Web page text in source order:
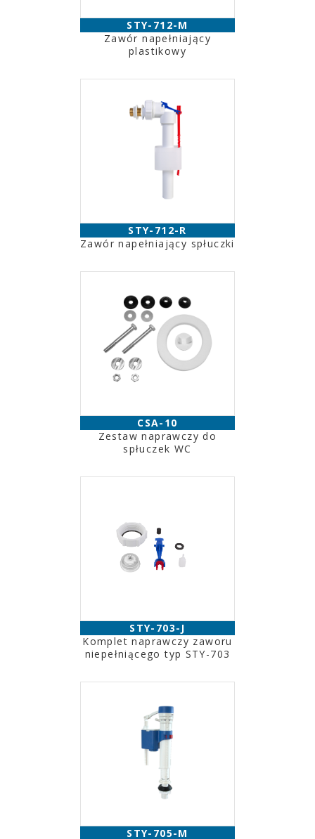
STY-712-M
Zawór napełniający
plastikowy
STY-712-R
Zawór napełniający spłuczki
CSA-10
Zestaw naprawczy do
spłuczek WC
STY-703-J
Komplet naprawczy zaworu
niepełniącego typ STY-703
STY-705-M